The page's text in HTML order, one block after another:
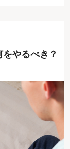
やるべき？